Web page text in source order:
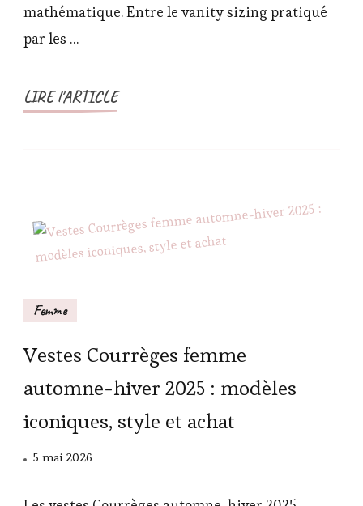
mathématique. Entre le vanity sizing pratiqué
par les …
LIRE l'ARTICLE
Femme
Vestes Courrèges femme
automne-hiver 2025 : modèles
iconiques, style et achat
5 mai 2026